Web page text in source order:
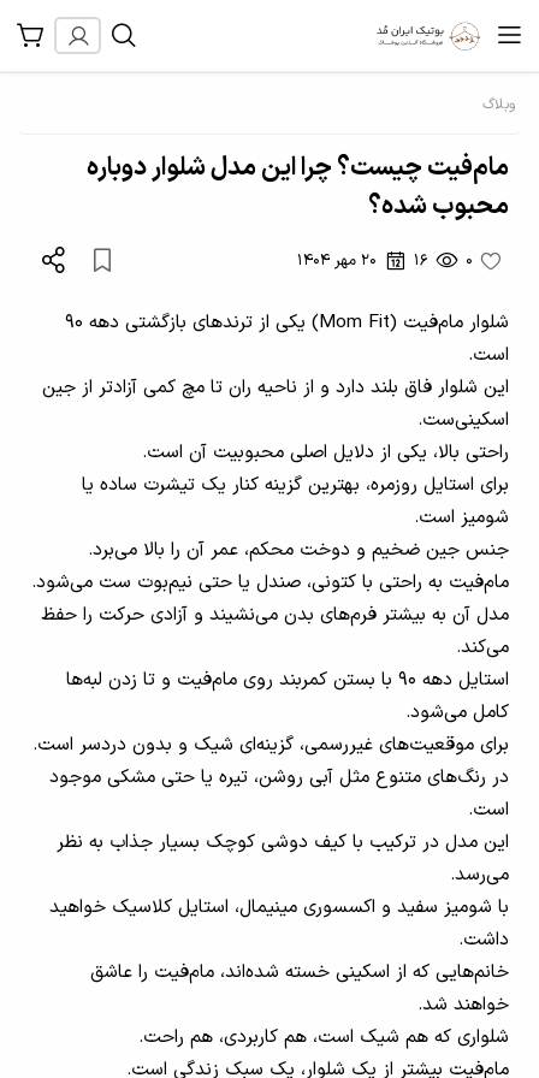
وبلاگ
مام‌فیت چیست؟ چرا این مدل شلوار دوباره
محبوب شده؟
0
16 20 مهر 1404
شلوار مام‌فیت (Mom Fit) یکی از ترندهای بازگشتی دهه ۹۰
است.
این شلوار فاق بلند دارد و از ناحیه ران تا مچ کمی آزادتر از جین
اسکینی‌ست.
راحتی بالا، یکی از دلایل اصلی محبوبیت آن است.
برای استایل روزمره، بهترین گزینه کنار یک تیشرت ساده یا
شومیز است.
جنس جین ضخیم و دوخت محکم، عمر آن را بالا می‌برد.
مام‌فیت به راحتی با کتونی، صندل یا حتی نیم‌بوت ست می‌شود.
مدل آن به بیشتر فرم‌های بدن می‌نشیند و آزادی حرکت را حفظ
می‌کند.
استایل دهه ۹۰ با بستن کمربند روی مام‌فیت و تا زدن لبه‌ها
کامل می‌شود.
برای موقعیت‌های غیررسمی، گزینه‌ای شیک و بدون دردسر است.
در رنگ‌های متنوع مثل آبی روشن، تیره یا حتی مشکی موجود
است.
این مدل در ترکیب با کیف دوشی کوچک بسیار جذاب به نظر
می‌رسد.
با شومیز سفید و اکسسوری مینیمال، استایل کلاسیک خواهید
داشت.
خانم‌هایی که از اسکینی خسته شده‌اند، مام‌فیت را عاشق
خواهند شد.
شلواری که هم شیک است، هم کاربردی، هم راحت.
مام‌فیت بیشتر از یک شلوار، یک سبک زندگی است.